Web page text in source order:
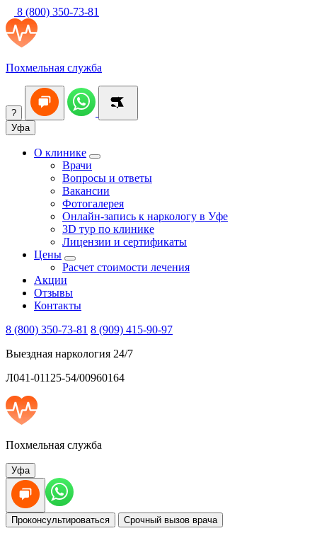
8 (800) 350-73-81
Похмельная служба
?
Уфа
О клинике
Врачи
Вопросы и ответы
Вакансии
Фотогалерея
Онлайн-запись к наркологу в Уфе
3D тур по клинике
Лицензии и сертификаты
Цены
Расчет стоимости лечения
Акции
Отзывы
Контакты
8 (800) 350-73-81 8 (909) 415-90-97
Выездная наркология 24/7
Л041-01125-54/00960164
Похмельная служба
Уфа
Проконсультироваться Срочный вызов врача